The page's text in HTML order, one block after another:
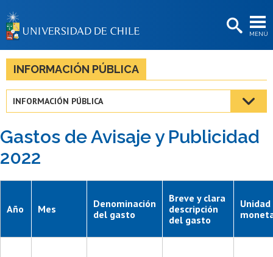
MENÚ
BIBLIOTECAS
LA UNIVERSIDAD
Estudiantes
Académicas/os
INFORMACIÓN PÚBLICA
INFORMACIÓN PÚBLICA
Gastos de Avisaje y Publicidad
2022
Año Mes
Denominación
del gasto
Breve y clara
descripción
del gasto
Unidad